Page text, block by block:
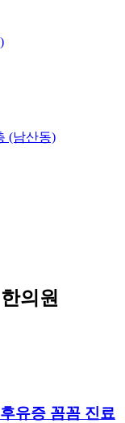
(남산동)
의원
유증 꼼꼼 진료